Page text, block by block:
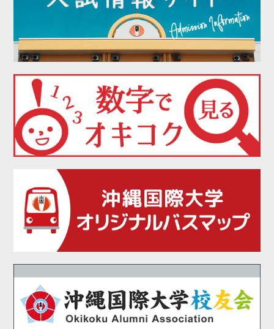
2021年09月
2021年07月
2021年06月
2021年05月
2021年04月
2021年02月
2021年01月
2020年12月
2020年11月
2020年09月
2020年08月
2020年07月